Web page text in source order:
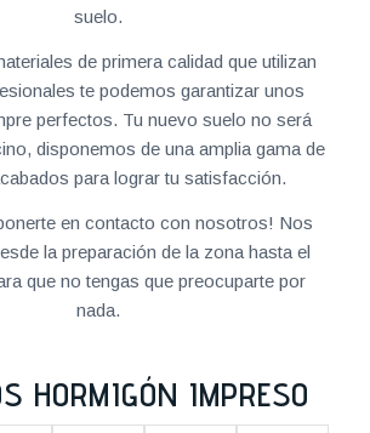
suelo.
de primera calidad que utilizan
te podemos garantizar unos
perfectos. Tu nuevo suelo no será
disponemos de una amplia gama de
para lograr tu satisfacción.
en contacto con nosotros! Nos
la preparación de la zona hasta el
que no tengas que preocuparte por
nada.
HORMIGÓN IMPRESO